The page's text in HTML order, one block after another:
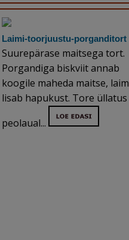
Laimi-toorjuustu-porganditort
Suurepärase maitsega tort.
Porgandiga biskviit annab
koogile maheda maitse, laim
lisab hapukust. Tore üllatus
peolaual...